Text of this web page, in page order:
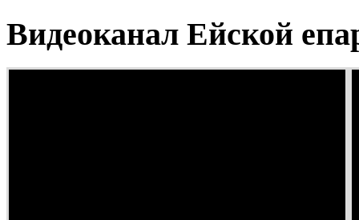
Видеоканал Ейской